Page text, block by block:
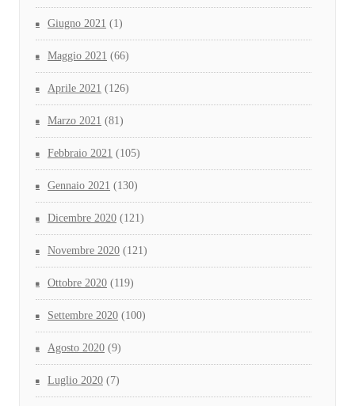
Giugno 2021 (1)
Maggio 2021 (66)
Aprile 2021 (126)
Marzo 2021 (81)
Febbraio 2021 (105)
Gennaio 2021 (130)
Dicembre 2020 (121)
Novembre 2020 (121)
Ottobre 2020 (119)
Settembre 2020 (100)
Agosto 2020 (9)
Luglio 2020 (7)